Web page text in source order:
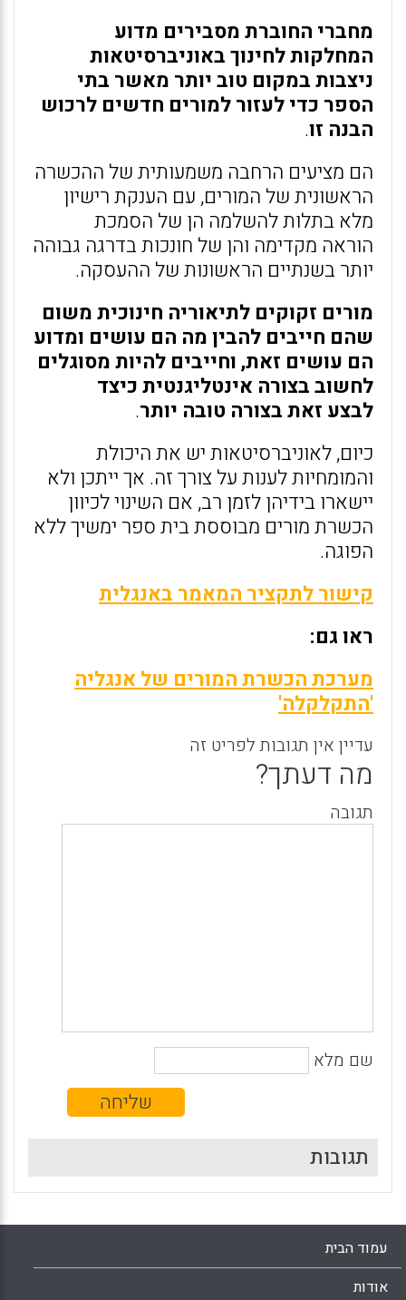
מחברי החוברת מסבירים מדוע
המחלקות לחינוך באוניברסיטאות
ניצבות במקום טוב יותר מאשר בתי
הספר כדי לעזור למורים חדשים לרכוש
הבנה זו.
הם מציעים הרחבה משמעותית של ההכשרה
הראשונית של המורים, עם הענקת רישיון
מלא בתלות להשלמה הן של הסמכת
הוראה מקדימה והן של חונכות בדרגה גבוהה
יותר בשנתיים הראשונות של ההעסקה.
מורים זקוקים לתיאוריה חינוכית משום
שהם חייבים להבין מה הם עושים ומדוע
הם עושים זאת, וחייבים להיות מסוגלים
לחשוב בצורה אינטליגנטית כיצד
לבצע זאת בצורה טובה יותר.
כיום, לאוניברסיטאות יש את היכולת
והמומחיות לענות על צורך זה. אך ייתכן ולא
יישארו בידיהן לזמן רב, אם השינוי לכיוון
הכשרת מורים מבוססת בית ספר ימשיך ללא
הפוגה.
קישור לתקציר המאמר באנגלית
ראו גם:
מערכת הכשרת המורים של אנגליה
'התקלקלה'
עדיין אין תגובות לפריט זה
מה דעתך?
תגובה
שם מלא
תגובות
עמוד הבית
אודות